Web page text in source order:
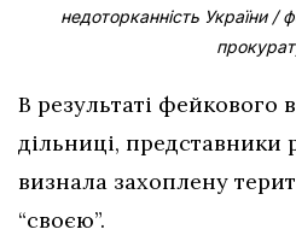
недоторканність України /
В результаті фейкового
дільниці, представники
визнала захоплену
“своєю”.